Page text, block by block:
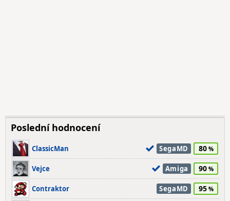
Poslední hodnocení
ClassicMan SegaMD 80
Vejce Amiga 90
Contraktor SegaMD 95